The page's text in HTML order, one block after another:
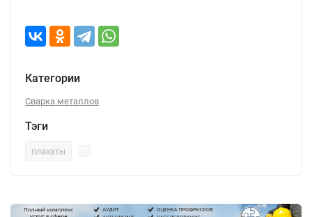
Категории
Сварка металлов
Тэги
плакаты